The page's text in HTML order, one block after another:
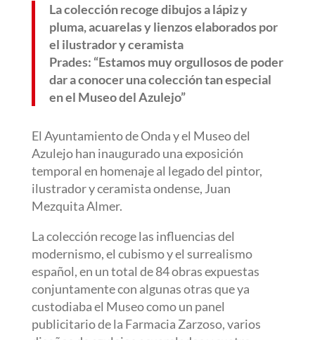
La colección recoge dibujos a lápiz y
pluma, acuarelas y lienzos elaborados por
el ilustrador y ceramista
Prades: “Estamos muy orgullosos de poder
dar a conocer una colección tan especial
en el Museo del Azulejo”
El Ayuntamiento de Onda y el Museo del
Azulejo han inaugurado una exposición
temporal en homenaje al legado del pintor,
ilustrador y ceramista ondense, Juan
Mezquita Almer.
La colección recoge las influencias del
modernismo, el cubismo y el surrealismo
español, en un total de 84 obras expuestas
conjuntamente con algunas otras que ya
custodiaba el Museo como un panel
publicitario de la Farmacia Zarzoso, varios